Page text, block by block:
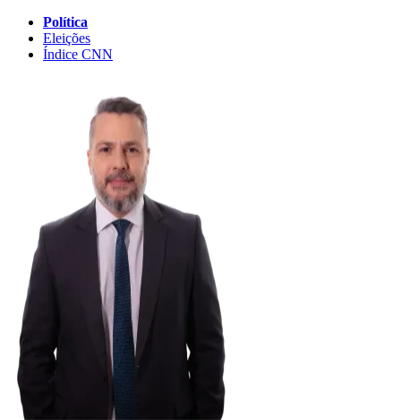
Política
Eleições
Índice CNN